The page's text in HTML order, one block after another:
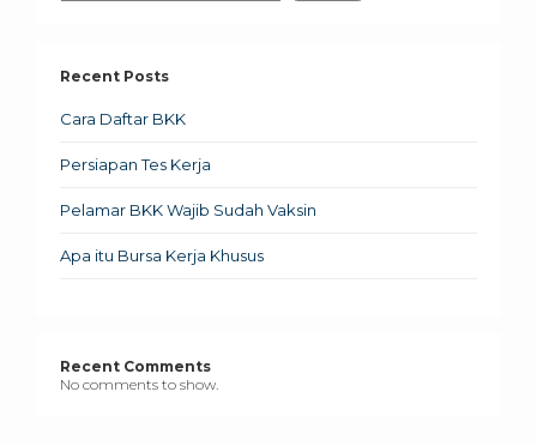
Recent Posts
Cara Daftar BKK
Persiapan Tes Kerja
Pelamar BKK Wajib Sudah Vaksin
Apa itu Bursa Kerja Khusus
Recent Comments
No comments to show.